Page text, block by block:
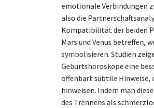
emotionale Verbindungen
also die
Kompatibilität der beiden
Mars und Venus betreffen,
symbolisieren. Studien
Geburtshoroskope eine
offenbart subtile Hinweise,
hinweisen. Indem man
des Trennens als